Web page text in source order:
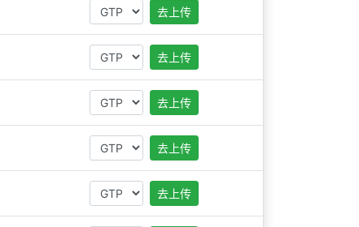
去上传
去上传
去上传
去上传
去上传